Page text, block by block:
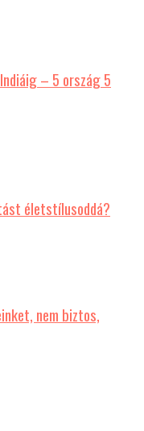
– 5 ország 5
életstílusoddá?
nem biztos,